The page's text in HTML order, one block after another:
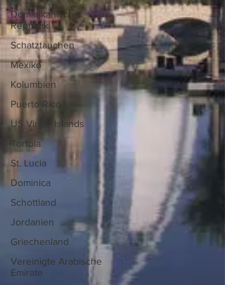
Dominikanische
Republik
Schatztauchen
Mexiko
Kolumbien
Puerto Rico
US Virgin Islands
Tortola
St. Lucia
Dominica
Schottland
Jordanien
Griechenland
Vereinigte Arabische
Emirate